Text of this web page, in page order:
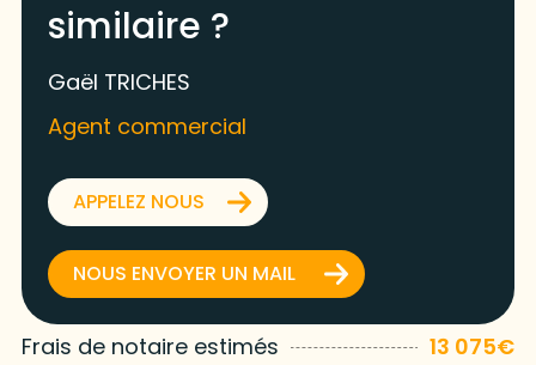
similaire ?
Gaël TRICHES
Agent commercial
APPELEZ NOUS
NOUS ENVOYER UN MAIL
Frais de notaire estimés 13 075€